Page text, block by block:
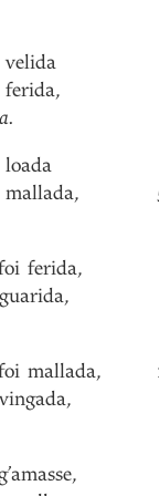
velida
ferida,
.
loada
mallada,
ferida,
guarida,
mallada,
vingada,
,